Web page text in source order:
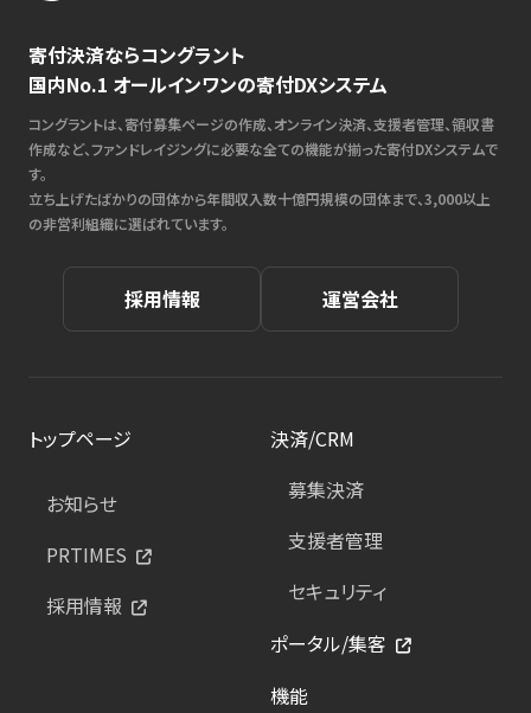
寄付決済ならコングラント
国内No.1 オールインワンの寄付DXシステム
コングラントは、寄付募集ページの作成、オンライン決済、支援者管理、領収書
作成など、ファンドレイジングに必要な全ての機能が揃った寄付DXシステムで
す。
立ち上げたばかりの団体から年間収入数十億円規模の団体まで、3,000以上
の非営利組織に選ばれています。
採用情報 運営会社
トップページ
お知らせ
PRTIMES
採用情報
決済/CRM
募集決済
支援者管理
セキュリティ
ポータル/集客
機能